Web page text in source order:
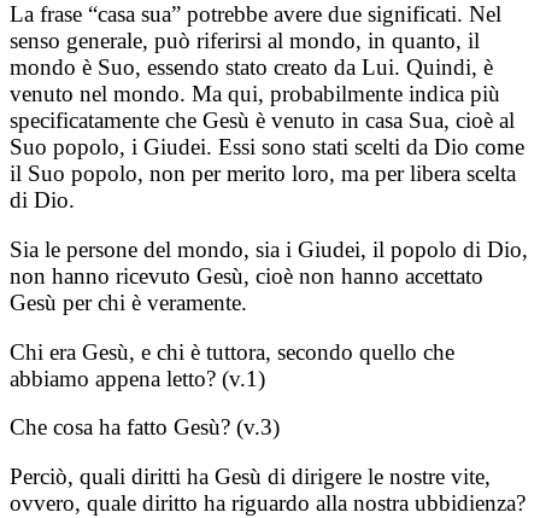
La frase “casa sua” potrebbe avere due significati. Nel
senso generale, può riferirsi al mondo, in quanto, il
mondo è Suo, essendo stato creato da Lui. Quindi, è
venuto nel mondo. Ma qui, probabilmente indica più
specificatamente che Gesù è venuto in casa Sua, cioè al
Suo popolo, i Giudei. Essi sono stati scelti da Dio come
il Suo popolo, non per merito loro, ma per libera scelta
di Dio.
Sia le persone del mondo, sia i Giudei, il popolo di Dio,
non hanno ricevuto Gesù, cioè non hanno accettato
Gesù per chi è veramente.
Chi era Gesù, e chi è tuttora, secondo quello che
abbiamo appena letto? (v.1)
Che cosa ha fatto Gesù? (v.3)
Perciò, quali diritti ha Gesù di dirigere le nostre vite,
ovvero, quale diritto ha riguardo alla nostra ubbidienza?